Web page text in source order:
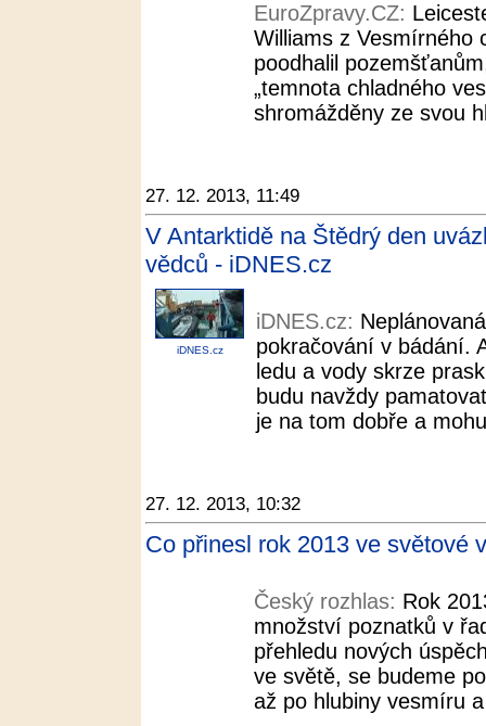
EuroZpravy.CZ:
Williams z Vesmírného
poodhalil
„temnota chladného
shromážděny ze svou
27. 12. 2013, 11:49
V Antarktidě na Štědrý den
vědců - iDNES.cz
iDNES.cz
iDNES.cz:
pokračování v bádání.
ledu a vody skrze
budu navždy
je na tom dobře a
27. 12. 2013, 10:32
Co přinesl rok 2013 ve světové
Český rozhlas: Rok
množství poznatků v
přehledu nových
ve světě, se budeme
až po hlubiny vesmíru